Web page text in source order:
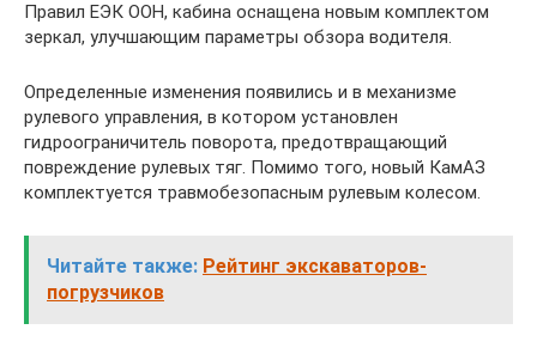
Правил ЕЭК ООН, кабина оснащена новым комплектом
зеркал, улучшающим параметры обзора водителя.
Определенные изменения появились и в механизме
рулевого управления, в котором установлен
гидроограничитель поворота, предотвращающий
повреждение рулевых тяг. Помимо того, новый КамАЗ
комплектуется травмобезопасным рулевым колесом.
Читайте также: Рейтинг экскаваторов-
погрузчиков